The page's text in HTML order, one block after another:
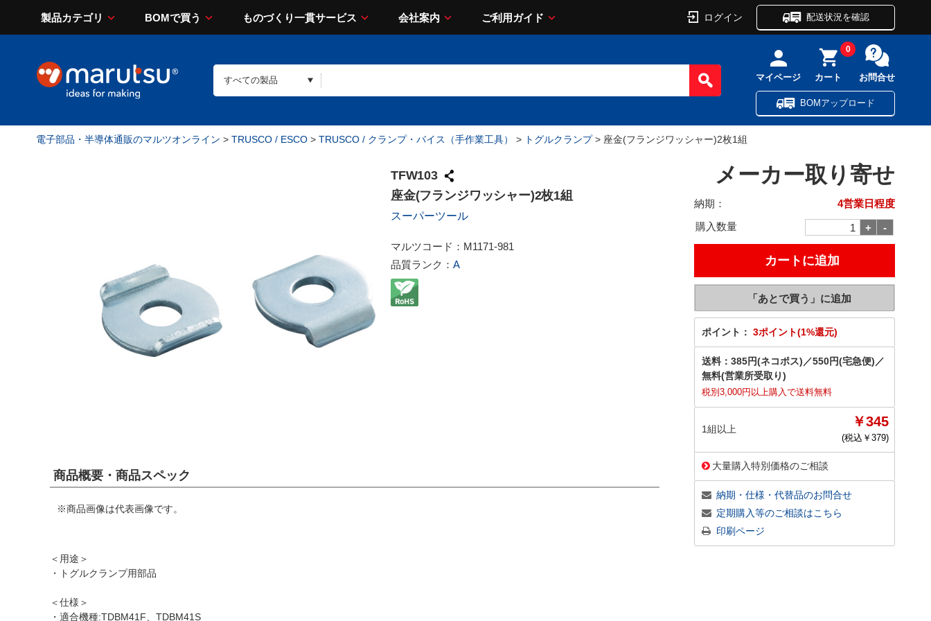
製品カテゴリ BOMで買う ものづくり一貫サービス 会社案内 ご利用ガイド ログイン 配送状況を確認
マイページ カート
0
お問合せ
BOMアップロード
電子部品・半導体通販のマルツオンライン > TRUSCO / ESCO > TRUSCO / クランプ・バイス（手作業工具） > トグルクランプ> 座金(フランジワッシャー)2枚1組
TFW103
座金(フランジワッシャー)2枚1組
スーパーツール
マルツコード： M1171-981
品質ランク： A
メーカー取り寄せ
納期：
4営業日程度
購入数量
ポイント： 3ポイント(1%還元)
送料： 385円(ネコポス) ／550円(宅急便) ／
無料(営業所受取り)
税別3,000円以上購入で送料無料
1組以上 ￥345
(税込￥ 379)
大量購入特別価格のご相談
納期・仕様・代替品のお問合せ
定期購入等のご相談はこちら
印刷ページ
商品概要・商品スペック
※商品画像は代表画像です。
＜用途＞
・トグルクランプ用部品
＜仕様＞
・適合機種:TDBM41F、TDBM41S